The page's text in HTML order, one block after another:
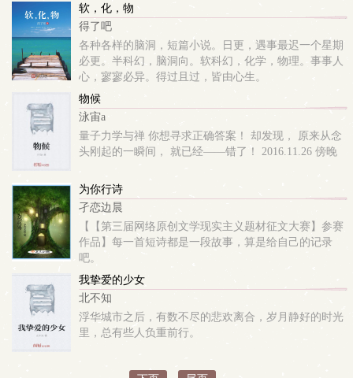
软，化，物
得了吧
各种各样的脑洞，短篇小说。日更，遇事最迟一个星期
必更。半科幻，脑洞向。软科幻，化学，物理。事事人
心，寥寥必异。得过且过，皆由心生。
物候
泳宙a
量子力学与禅 你想寻求正确答案！ 却发现， 原来从念
头刚起的一瞬间， 就已经——错了！ 2016.11.26 傍晚
为你行诗
孑恋边晨
【【第三届网络原创文学现实主义题材征文大赛】参赛
作品】每一首短诗都是一段故事，算是给自己的记录
吧。
我挚爱的少女
北不知
浮华城市之后，有数不尽的悲欢离合，岁月静好的时光
里，总有些人负重前行。